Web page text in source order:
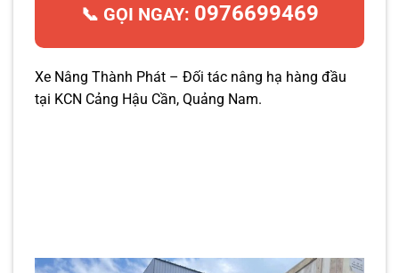
📞 GỌI NGAY: 0976699469
Xe Nâng Thành Phát – Đối tác nâng hạ hàng đầu
tại KCN Cảng Hậu Cần, Quảng Nam.